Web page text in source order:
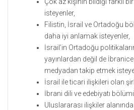
isteyenler,
Filistin, İsrail ve Ortadoğu
daha iyi anlamak isteyenler,
İsrail’in Ortadoğu
yayınlardan değil de İbranice
medyadan takip etmek
İsrail ile ticari ilişkileri olan
İbrani dili ve edebiyatı
Uluslararası ilişkiler